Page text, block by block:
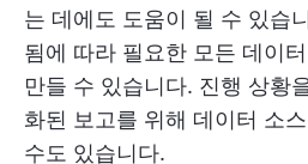
는 데에도 도움이 될 수 있습
됨에 따라 필요한 모든 데이
만들 수 있습니다. 진행 상황
화된 보고를 위해 데이터 소
수도 있습니다.